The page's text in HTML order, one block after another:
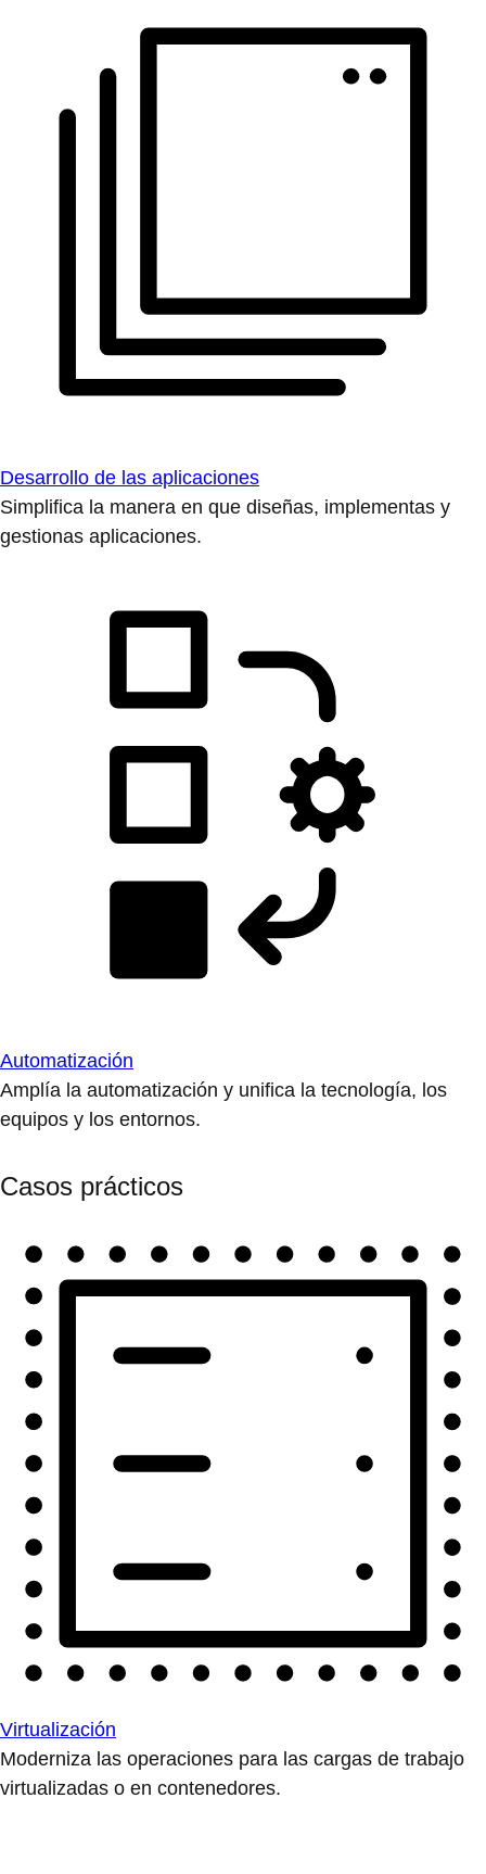
Desarrollo de las aplicaciones
Simplifica la manera en que diseñas, implementas y
gestionas aplicaciones.
Automatización
Amplía la automatización y unifica la tecnología, los
equipos y los entornos.
Casos prácticos
Virtualización
Moderniza las operaciones para las cargas de trabajo
virtualizadas o en contenedores.